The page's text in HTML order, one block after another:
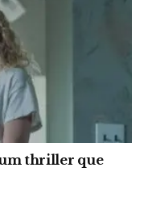
um thriller que